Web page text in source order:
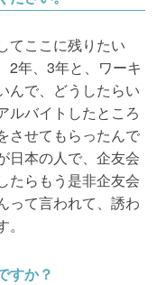
てここに残りたい
2年、3年と、ワーキ
んで、どうしたらい
ルバイトしたところ
させてもらったんで
日本の人で、企友会
たらもう是非企友会
って言われて、誘わ
すか？